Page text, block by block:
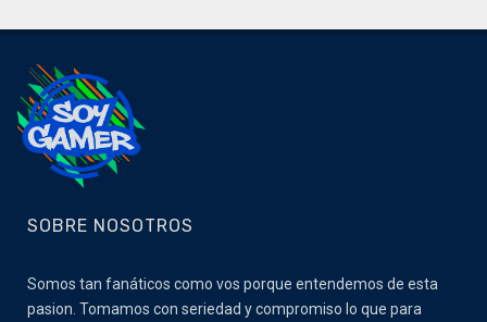
SOBRE NOSOTROS
Somos tan fanáticos como vos porque entendemos de esta
pasion. Tomamos con seriedad y compromiso lo que para